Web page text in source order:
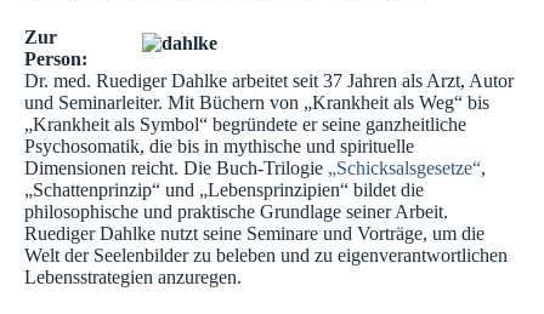
Zur
Person:
Dr. med. Ruediger Dahlke arbeitet seit 37 Jahren als Arzt, Autor
und Seminarleiter. Mit Büchern von „Krankheit als Weg“ bis
„Krankheit als Symbol“ begründete er seine ganzheitliche
Psychosomatik, die bis in mythische und spirituelle
Dimensionen reicht. Die Buch-Trilogie „Schicksalsgesetze“,
„Schattenprinzip“ und „Lebensprinzipien“ bildet die
philosophische und praktische Grundlage seiner Arbeit.
Ruediger Dahlke nutzt seine Seminare und Vorträge, um die
Welt der Seelenbilder zu beleben und zu eigenverantwortlichen
Lebensstrategien anzuregen.